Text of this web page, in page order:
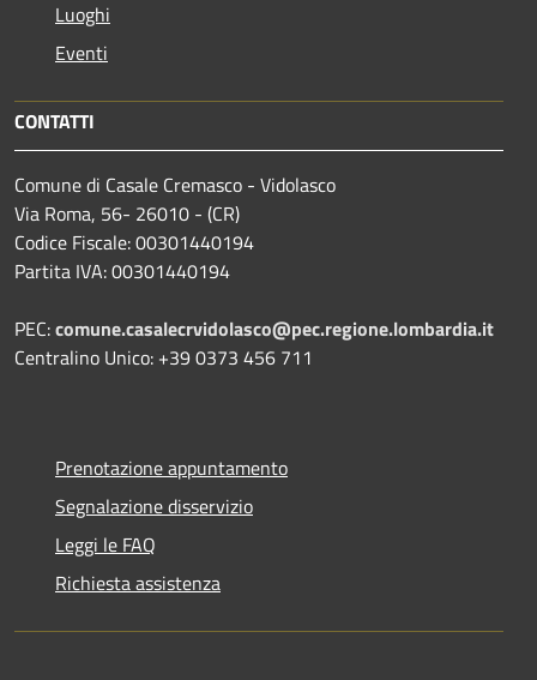
Luoghi
Eventi
CONTATTI
Comune di Casale Cremasco - Vidolasco
Via Roma, 56- 26010 - (CR)
Codice Fiscale: 00301440194
Partita IVA: 00301440194
PEC:comune.casalecrvidolasco@pec.regione.lombardia.it
Centralino Unico: +39 0373 456 711
Prenotazione appuntamento
Segnalazione disservizio
Leggi le FAQ
Richiesta assistenza